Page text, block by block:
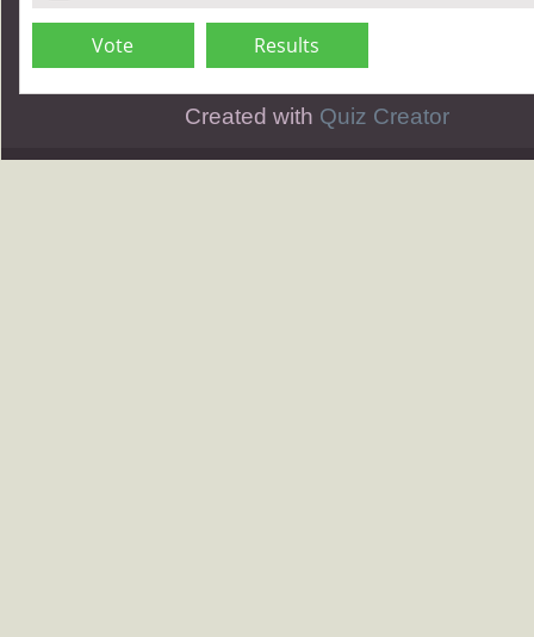
Created with Quiz Creator